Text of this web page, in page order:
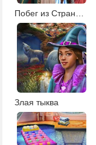
Злая тыква